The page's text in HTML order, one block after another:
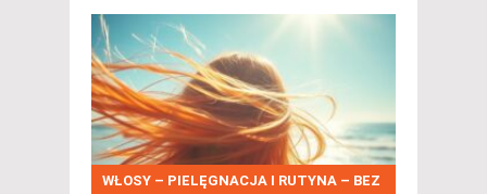
WŁOSY – PIELĘGNACJA I RUTYNA – BEZ